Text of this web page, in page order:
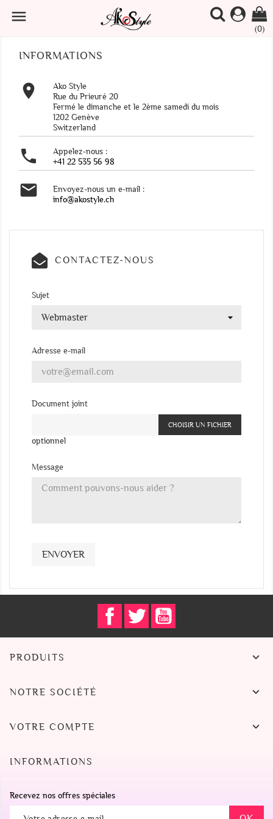

(0)
INFORMATIONS

Ako Style
Rue du Prieuré 20
Fermé le dimanche et le 2ème samedi du mois
1202 Genève
Switzerland

Appelez-nous :
+41 22 535 56 98

Envoyez-nous un e-mail :
info@akostyle.ch
CONTACTEZ-NOUS
Sujet
Adresse e-mail
Document joint
CHOISIR UN FICHIER
optionnel
Message
Facebook Twitter
PRODUITS 
NOTRE SOCIÉTÉ 
VOTRE COMPTE 
INFORMATIONS
Recevez nos offres spéciales